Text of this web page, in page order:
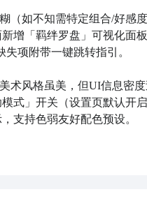
。
（如不知需特定组合/好感
增「羁绊罗盘」可视化面
项附带一键跳转指引。
术风格虽美，但UI信息密
」开关（设置页默认开
支持色弱友好配色预设。